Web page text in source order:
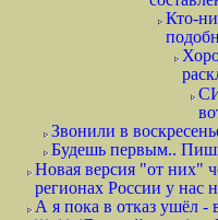
Кто-
Звонили в
Будешь первым..
Новая версия "от них"
регионах России у нас
А я пока в отказ ушёл -